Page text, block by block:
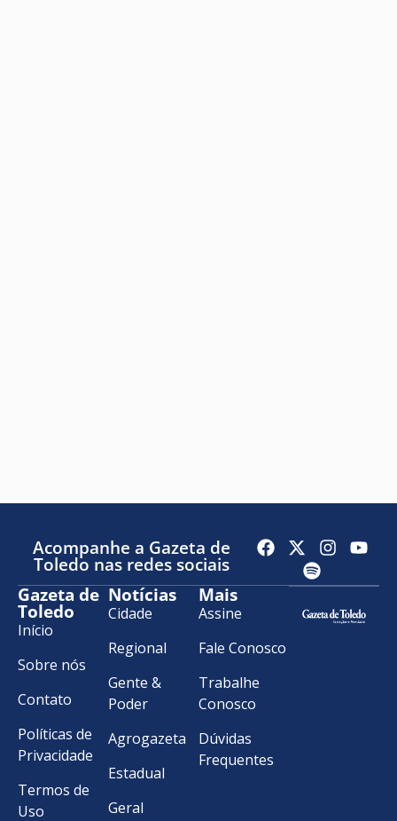
Acompanhe a Gazeta de
Toledo nas redes sociais
Gazeta de
Toledo
Início
Sobre nós
Contato
Políticas de
Privacidade
Termos de
Uso
Notícias
Cidade
Regional
Gente &
Poder
Agrogazeta
Estadual
Geral
Mais
Assine
Fale Conosco
Trabalhe
Conosco
Dúvidas
Frequentes